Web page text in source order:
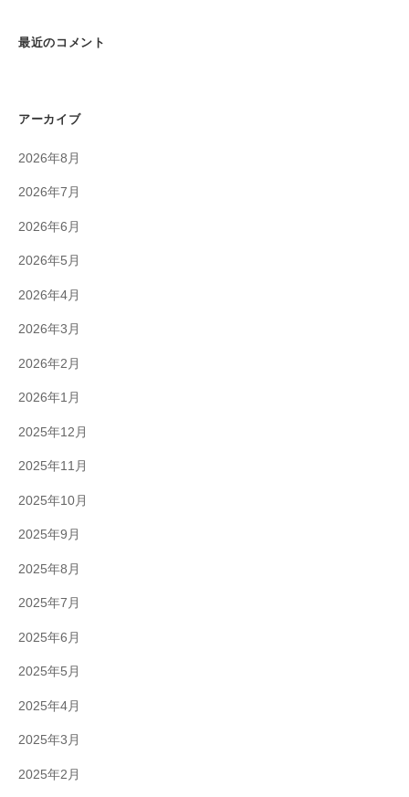
最近のコメント
アーカイブ
2026年8月
2026年7月
2026年6月
2026年5月
2026年4月
2026年3月
2026年2月
2026年1月
2025年12月
2025年11月
2025年10月
2025年9月
2025年8月
2025年7月
2025年6月
2025年5月
2025年4月
2025年3月
2025年2月